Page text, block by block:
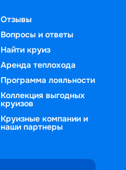
Отзывы
Вопросы и ответы
Найти круиз
Аренда теплохода
Программа лояльности
Коллекция выгодных
круизов
Круизные компании и
наши партнеры